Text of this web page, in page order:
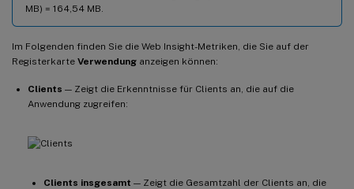
MB) = 164,54 MB.
Im Folgenden finden Sie die Web Insight-Metriken, die Sie auf der
Registerkarte Verwendung anzeigen können:
Clients — Zeigt die Erkenntnisse für Clients an, die auf die
Anwendung zugreifen:
Clients insgesamt — Zeigt die Gesamtzahl der Clients an, die